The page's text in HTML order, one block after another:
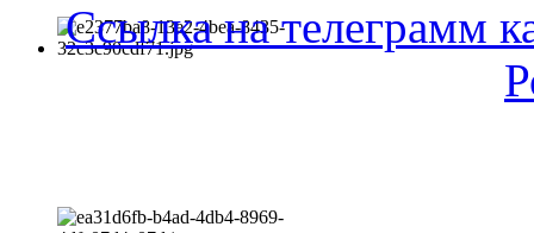
Ссылка на телеграмм